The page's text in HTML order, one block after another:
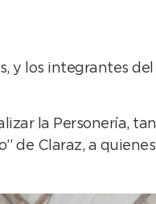
y los integrantes
la Personería,
de Claraz, a